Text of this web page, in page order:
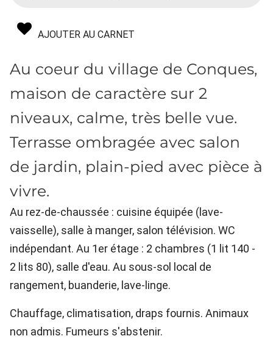
AJOUTER AU CARNET
Au coeur du village de Conques,
maison de caractère sur 2
niveaux, calme, très belle vue.
Terrasse ombragée avec salon
de jardin, plain-pied avec pièce à
vivre.
Au rez-de-chaussée : cuisine équipée (lave-
vaisselle), salle à manger, salon télévision. WC
indépendant. Au 1er étage : 2 chambres (1 lit 140 -
2 lits 80), salle d'eau. Au sous-sol local de
rangement, buanderie, lave-linge.
Chauffage, climatisation, draps fournis. Animaux
non admis. Fumeurs s'abstenir.